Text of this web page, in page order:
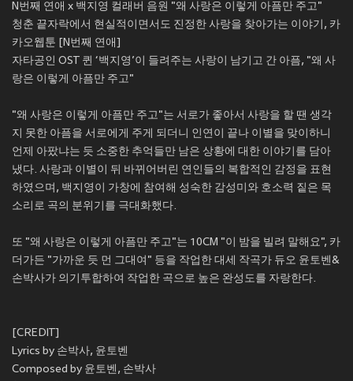
N번째 연애 x 백지영 컬래버 음원 "왜 사랑은 이렇게 아픔만 주고"
청춘 끝자락에서 현실적이면서도 진정한 사랑을 찾아가는 이야기, 카
카오웹툰 [N번째 연애]
자타공인 OST 퀸 ‘백지영’이 들려주는 사랑이 남기고 간 아픔, "왜 사
랑은 이렇게 아픔만 주고"
"왜 사랑은 이렇게 아픔만 주고"는 서로가 좋아서 사랑을 할 땐 생각
지 못한 아픔을 서로에게 주게 되더니 인연이 끝나 이별을 맞이하니
언제 아팠냐는 듯 소중한 추억들만 남은 상황에 대한 이야기를 담아
냈다. 사랑과 이별이 뒤 바뀌어버린 연인들의 복합적인 감정을 표현
하였으며, 백지영이 가창에 참여해 성숙한 감성미와 호소력 짙은 목
소리로 곡의 분위기를 극대화했다.
또 "왜 사랑은 이렇게 아픔만 주고"는 10CM "이 밤을 빌려 말해요", 카
더가든 "가까운 듯 먼 그대여" 등을 작업한 대세 작곡가 듀오 윤토벤&
손박사가 의기투합하여 작업한 곡으로 높은 완성도를 자랑한다.
[CREDIT]
Lyrics by 손박사, 윤토벤
Composed by 윤토벤, 손박사